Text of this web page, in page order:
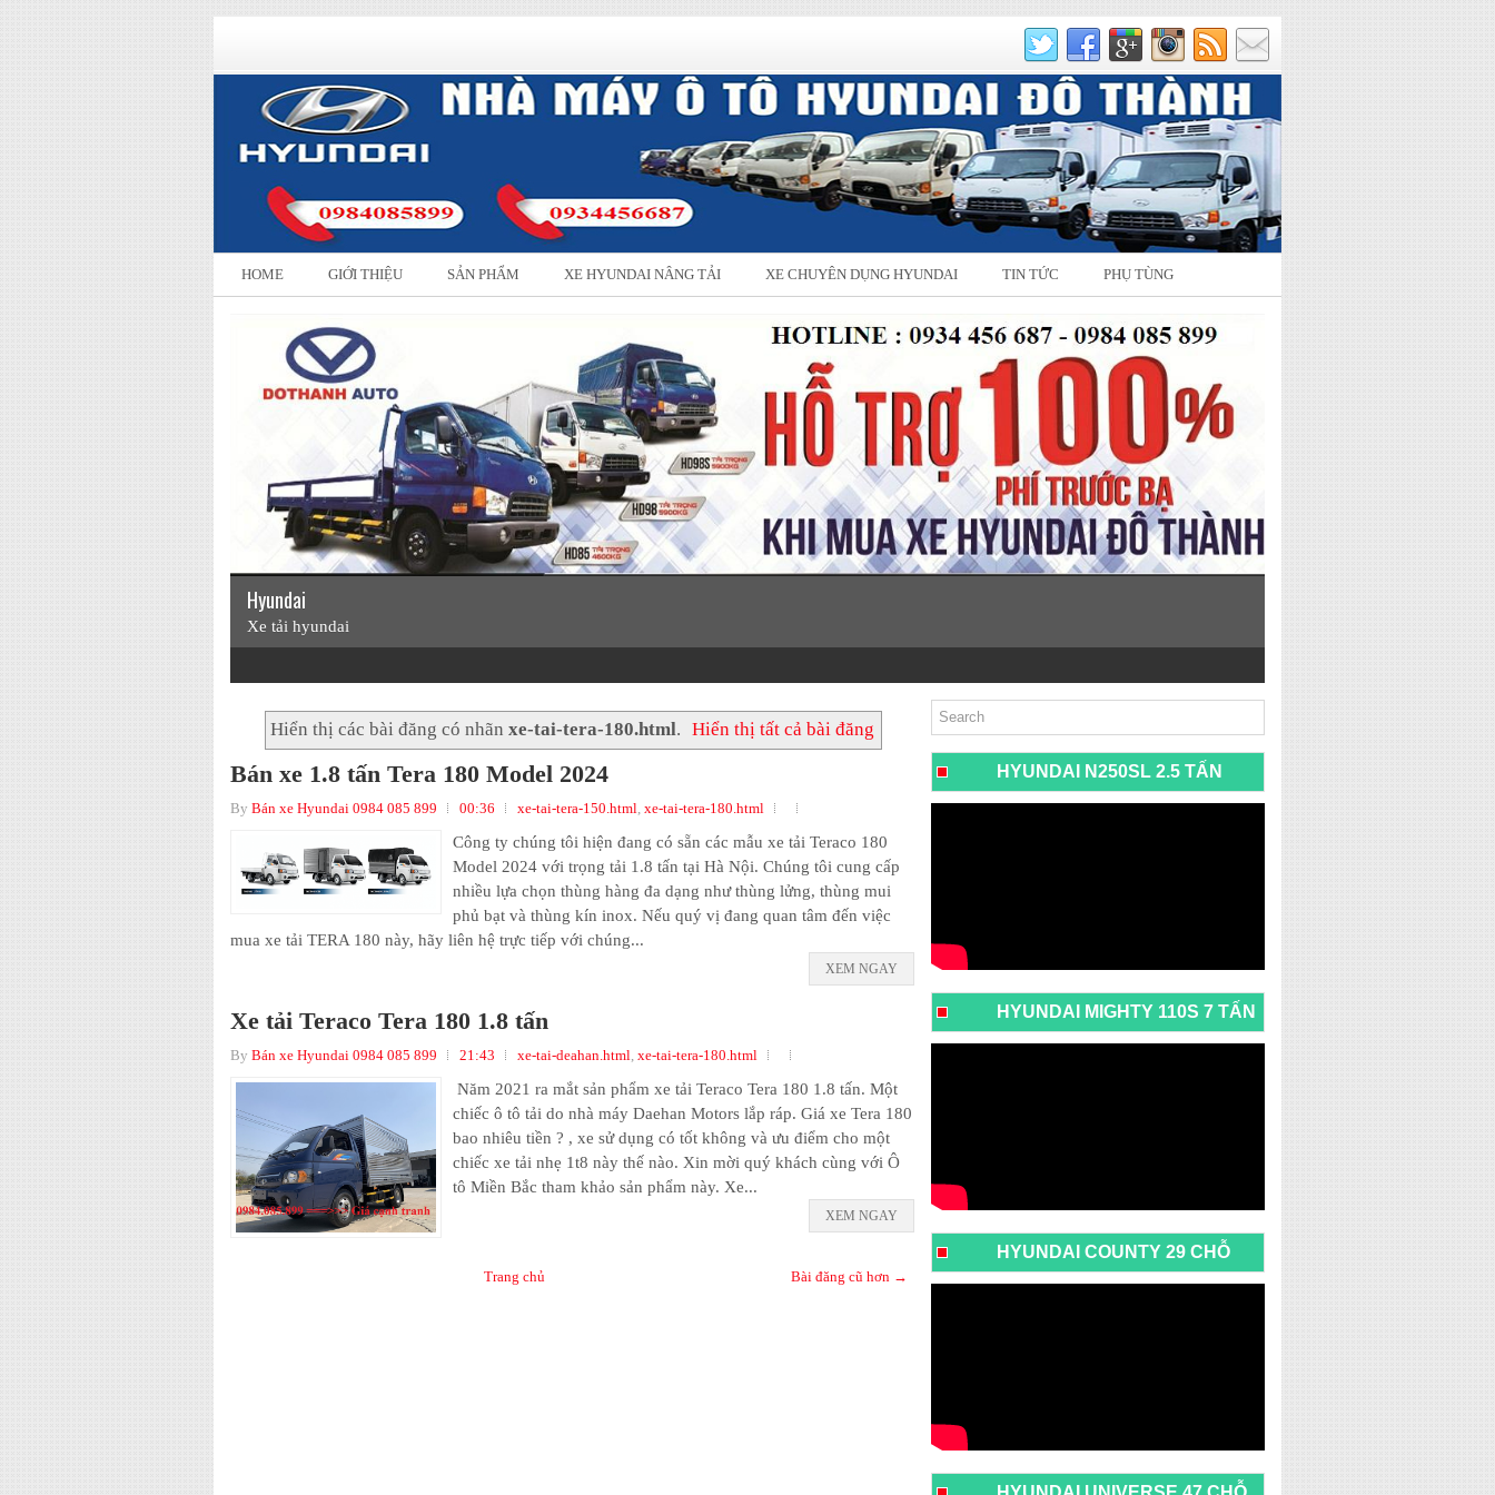
HOME GIỚI THIỆU SẢN PHẨM XE HYUNDAI NÂNG TẢI XE CHUYÊN DỤNG HYUNDAI TIN TỨC PHỤ TÙNG
Hyundai
Xe tải hyundai
Hiển thị các bài đăng có nhãn xe-tai-tera-180.html. Hiển thị tất cả bài đăng
Bán xe 1.8 tấn Tera 180 Model 2024
By Bán xe Hyundai 0984 085 899 00:36 xe-tai-tera-150.html xe-tai-tera-180.html
Công ty chúng tôi hiện đang có sẵn các mẫu xe tải Teraco 180
Model 2024 với trọng tải 1.8 tấn tại Hà Nội. Chúng tôi cung cấp
nhiều lựa chọn thùng hàng đa dạng như thùng lửng, thùng mui
phủ bạt và thùng kín inox. Nếu quý vị đang quan tâm đến việc
mua xe tải TERA 180 này, hãy liên hệ trực tiếp với chúng...
XEM NGAY
Xe tải Teraco Tera 180 1.8 tấn
By Bán xe Hyundai 0984 085 899 21:43 xe-tai-deahan.html xe-tai-tera-180.html
Năm 2021 ra mắt sản phẩm xe tải Teraco Tera 180 1.8 tấn. Một
chiếc ô tô tải do nhà máy Daehan Motors lắp ráp. Giá xe Tera 180
bao nhiêu tiền ? , xe sử dụng có tốt không và ưu điểm cho một
chiếc xe tải nhẹ 1t8 này thế nào. Xin mời quý khách cùng với Ô
tô Miền Bắc tham khảo sản phẩm này. Xe...
XEM NGAY
Bài đăng cũ hơn →
Trang chủ
HYUNDAI N250SL 2.5 TẤN
HYUNDAI MIGHTY 110S 7 TẤN
HYUNDAI COUNTY 29 CHỖ